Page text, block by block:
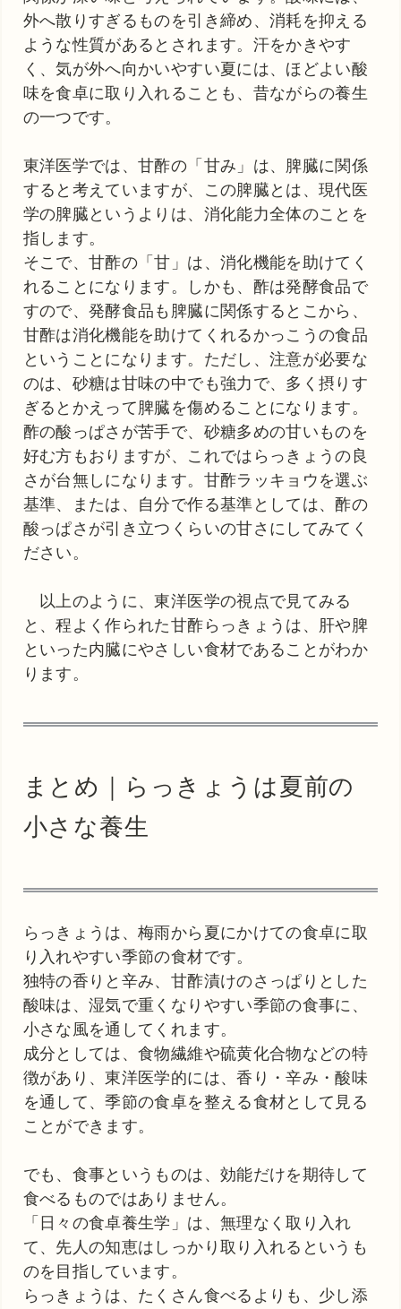
外へ散りすぎるものを引き締め、消耗を抑える
ような性質があるとされます。汗をかきやす
く、気が外へ向かいやすい夏には、ほどよい酸
味を食卓に取り入れることも、昔ながらの養生
の一つです。
東洋医学では、甘酢の「甘み」は、脾臓に関係
すると考えていますが、この脾臓とは、現代医
学の脾臓というよりは、消化能力全体のことを
指します。
そこで、甘酢の「甘」は、消化機能を助けてく
れることになります。しかも、酢は発酵食品で
すので、発酵食品も脾臓に関係するとこから、
甘酢は消化機能を助けてくれるかっこうの食品
ということになります。ただし、注意が必要な
のは、砂糖は甘味の中でも強力で、多く摂りす
ぎるとかえって脾臓を傷めることになります。
酢の酸っぱさが苦手で、砂糖多めの甘いものを
好む方もおりますが、これではらっきょうの良
さが台無しになります。甘酢ラッキョウを選ぶ
基準、または、自分で作る基準としては、酢の
酸っぱさが引き立つくらいの甘さにしてみてく
ださい。
以上のように、東洋医学の視点で見てみる
と、程よく作られた甘酢らっきょうは、肝や脾
といった内臓にやさしい食材であることがわか
ります。
まとめ｜らっきょうは夏前の
小さな養生
らっきょうは、梅雨から夏にかけての食卓に取
り入れやすい季節の食材です。
独特の香りと辛み、甘酢漬けのさっぱりとした
酸味は、湿気で重くなりやすい季節の食事に、
小さな風を通してくれます。
成分としては、食物繊維や硫黄化合物などの特
徴があり、東洋医学的には、香り・辛み・酸味
を通して、季節の食卓を整える食材として見る
ことができます。
でも、食事というものは、効能だけを期待して
食べるものではありません。
「日々の食卓養生学」は、無理なく取り入れ
て、先人の知恵はしっかり取り入れるというも
のを目指しています。
らっきょうは、たくさん食べるよりも、少し添